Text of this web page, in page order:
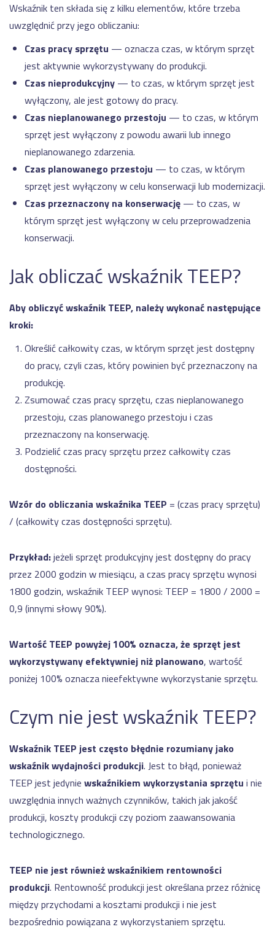
co musisz
wiedzieć
REFERENCJE
Manex
EtyFlex
TT
Plast
Wskaźnik ten składa się z kilku elementów, które trzeba
uwzględnić przy jego obliczaniu:
Czas pracy sprzętu — oznacza czas, w którym sprzęt
jest aktywnie wykorzystywany do produkcji.
Czas nieprodukcyjny — to czas, w którym sprzęt jest
wyłączony, ale jest gotowy do pracy.
Czas nieplanowanego przestoju — to czas, w którym
sprzęt jest wyłączony z powodu awarii lub innego
nieplanowanego zdarzenia.
Czas planowanego przestoju — to czas, w którym
sprzęt jest wyłączony w celu konserwacji lub modernizacji.
Czas przeznaczony na konserwację — to czas, w
którym sprzęt jest wyłączony w celu przeprowadzenia
konserwacji.
Jak obliczać wskaźnik TEEP?
Aby obliczyć wskaźnik TEEP, należy wykonać następujące
kroki:
Określić całkowity czas, w którym sprzęt jest dostępny
do pracy, czyli czas, który powinien być przeznaczony na
produkcję.
Zsumować czas pracy sprzętu, czas nieplanowanego
przestoju, czas planowanego przestoju i czas
przeznaczony na konserwację.
Podzielić czas pracy sprzętu przez całkowity czas
dostępności.
Wzór do obliczania wskaźnika TEEP = (czas pracy sprzętu)
/ (całkowity czas dostępności sprzętu).
Przykład:jeżeli sprzęt produkcyjny jest dostępny do pracy
przez 2000 godzin w miesiącu, a czas pracy sprzętu wynosi
1800 godzin, wskaźnik TEEP wynosi: TEEP = 1800 / 2000 =
0,9 (innymi słowy 90%).
Wartość TEEP powyżej 100% oznacza, że sprzęt jest
wykorzystywany efektywniej niż planowano, wartość
poniżej 100% oznacza nieefektywne wykorzystanie sprzętu.
Czym nie jest wskaźnik TEEP?
Wskaźnik TEEP jest często błędnie rozumiany jako
wskaźnik wydajności produkcji. Jest to błąd, ponieważ
TEEP jest jedynie wskaźnikiem wykorzystania sprzętu i nie
uwzględnia innych ważnych czynników, takich jak jakość
produkcji, koszty produkcji czy poziom zaawansowania
technologicznego.
TEEP nie jest również wskaźnikiem rentowności
produkcji. Rentowność produkcji jest określana przez różnicę
między przychodami a kosztami produkcji i nie jest
bezpośrednio powiązana z wykorzystaniem sprzętu.